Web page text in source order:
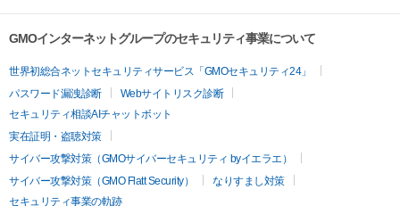
GMOインターネットグループのセキュリティ事業について
世界初総合ネットセキュリティサービス「GMOセキュリティ24」
パスワード漏洩診断
Webサイトリスク診断
セキュリティ相談AIチャットボット
実在証明・盗聴対策
サイバー攻撃対策（GMOサイバーセキュリティ byイエラエ）
サイバー攻撃対策（GMO Flatt Security）
なりすまし対策
セキュリティ事業の軌跡